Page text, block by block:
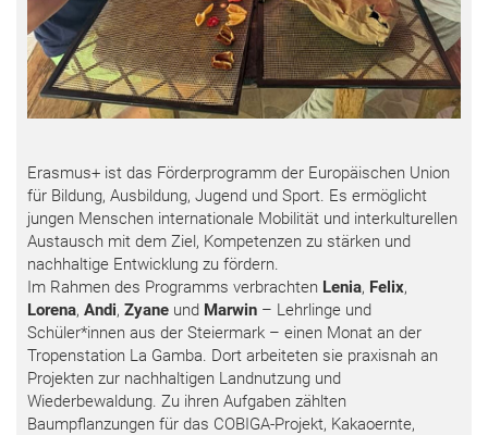
Erasmus+ ist das Förderprogramm der Europäischen Union
für Bildung, Ausbildung, Jugend und Sport. Es ermöglicht
jungen Menschen internationale Mobilität und interkulturellen
Austausch mit dem Ziel, Kompetenzen zu stärken und
nachhaltige Entwicklung zu fördern.
Im Rahmen des Programms verbrachten Lenia, Felix,
Lorena, Andi, Zyane und Marwin – Lehrlinge und
Schüler*innen aus der Steiermark – einen Monat an der
Tropenstation La Gamba. Dort arbeiteten sie praxisnah an
Projekten zur nachhaltigen Landnutzung und
Wiederbewaldung. Zu ihren Aufgaben zählten
Baumpflanzungen für das COBIGA-Projekt, Kakaoernte,